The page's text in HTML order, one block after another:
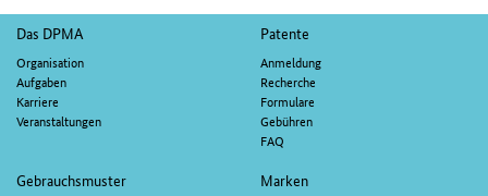
Fußnavigation
Das DPMA
Organisation
Aufgaben
Karriere
Veranstaltungen
Patente
Anmeldung
Recherche
Formulare
Gebühren
FAQ
Gebrauchsmuster Marken